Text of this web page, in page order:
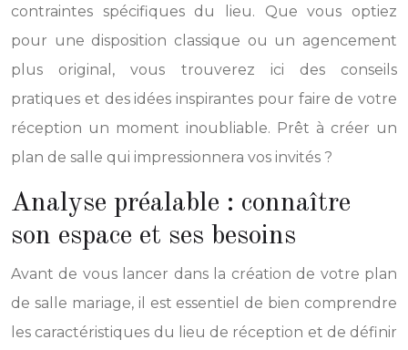
contraintes spécifiques du lieu. Que vous optiez
pour une disposition classique ou un agencement
plus original, vous trouverez ici des conseils
pratiques et des idées inspirantes pour faire de votre
réception un moment inoubliable. Prêt à créer un
plan de salle qui impressionnera vos invités ?
Analyse préalable : connaître
son espace et ses besoins
Avant de vous lancer dans la création de votre plan
de salle mariage, il est essentiel de bien comprendre
les caractéristiques du lieu de réception et de définir